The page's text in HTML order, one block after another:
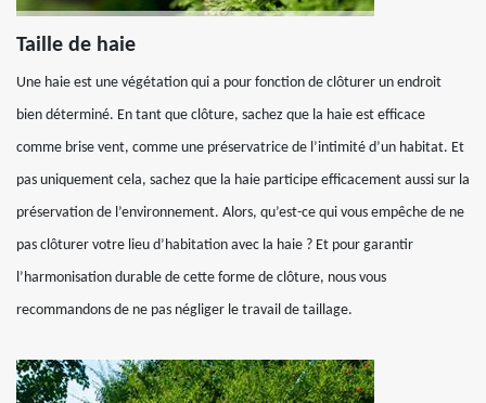
Taille de haie
Une haie est une végétation qui a pour fonction de clôturer un endroit
bien déterminé. En tant que clôture, sachez que la haie est efficace
comme brise vent, comme une préservatrice de l’intimité d’un habitat. Et
pas uniquement cela, sachez que la haie participe efficacement aussi sur la
préservation de l’environnement. Alors, qu’est-ce qui vous empêche de ne
pas clôturer votre lieu d’habitation avec la haie ? Et pour garantir
l’harmonisation durable de cette forme de clôture, nous vous
recommandons de ne pas négliger le travail de taillage.